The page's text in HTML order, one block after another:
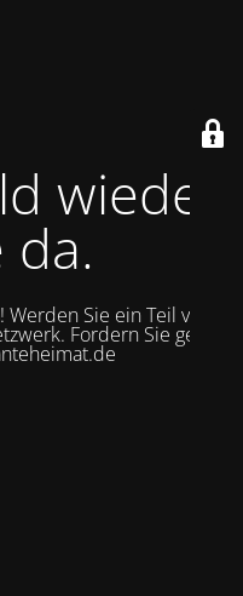
wieder
Sie ein Teil von
Fordern Sie gerne